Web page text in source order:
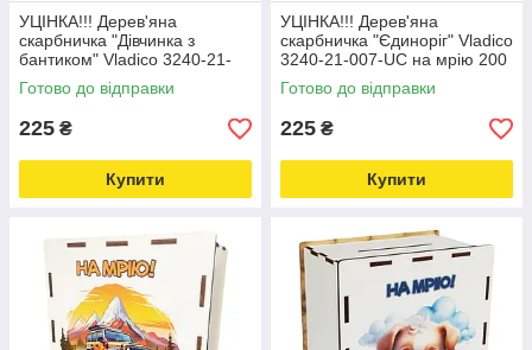
УЦІНКА!!! Дерев'яна
скарбничка "Дівчинка з
бантиком" Vladico 3240-21-
005-UC на мрію 200 днів
Love&Life -online-multimarket-
Готово до відправки
225 ₴
Купити
УЦІНКА!!! Дерев'яна
скарбничка "Єдиноріг" Vladico
3240-21-007-UC на мрію 200
днів Love&Life -online-
multimarket-
Готово до відправки
225 ₴
Купити